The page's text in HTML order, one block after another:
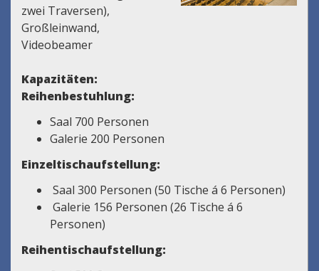
zwei Traversen),
Großleinwand,
Videobeamer
Kapazitäten:
Reihenbestuhlung:
Saal 700 Personen
Galerie 200 Personen
Einzeltischaufstellung:
Saal 300 Personen (50 Tische á 6 Personen)
Galerie 156 Personen (26 Tische á 6
Personen)
Reihentischaufstellung: